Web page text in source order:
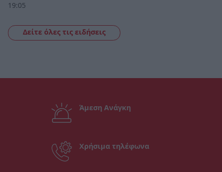
19:05
Δείτε όλες τις ειδήσεις
Άμεση Ανάγκη
Χρήσιμα τηλέφωνα